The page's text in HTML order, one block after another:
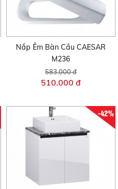
Nắp Êm Bàn Cầu CAESAR
M236
583.000 đ
510.000 đ
-42%